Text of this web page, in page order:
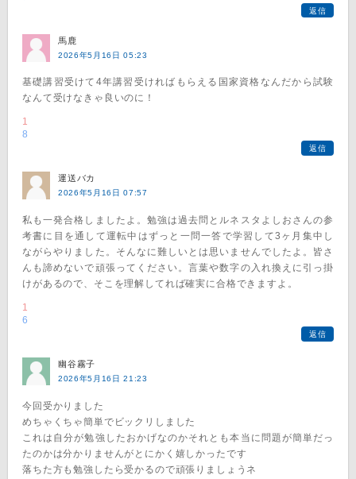
返信
馬鹿
2026年5月16日 05:23
基礎講習受けて4年講習受ければもらえる国家資格なんだから試験
なんて受けなきゃ良いのに！
1
8
返信
運送バカ
2026年5月16日 07:57
私も一発合格しましたよ。勉強は過去問とルネスタよしおさんの参
考書に目を通して運転中はずっと一問一答で学習して3ヶ月集中し
ながらやりました。そんなに難しいとは思いませんでしたよ。皆さ
んも諦めないで頑張ってください。言葉や数字の入れ換えに引っ掛
けがあるので、そこを理解してれば確実に合格できますよ。
1
6
返信
幽谷霧子
2026年5月16日 21:23
今回受かりました
めちゃくちゃ簡単でビックリしました
これは自分が勉強したおかげなのかそれとも本当に問題が簡単だっ
たのかは分かりませんがとにかく嬉しかったです
落ちた方も勉強したら受かるので頑張りましょうネ